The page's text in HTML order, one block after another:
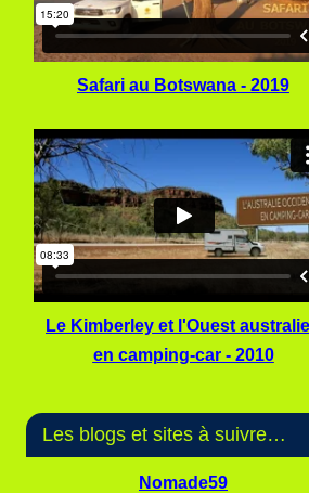
Safari au Botswana - 2019
Le Kimberley et l'Ouest
en camping-car - 2010
Les blogs et sites à suivre…
Nomade59